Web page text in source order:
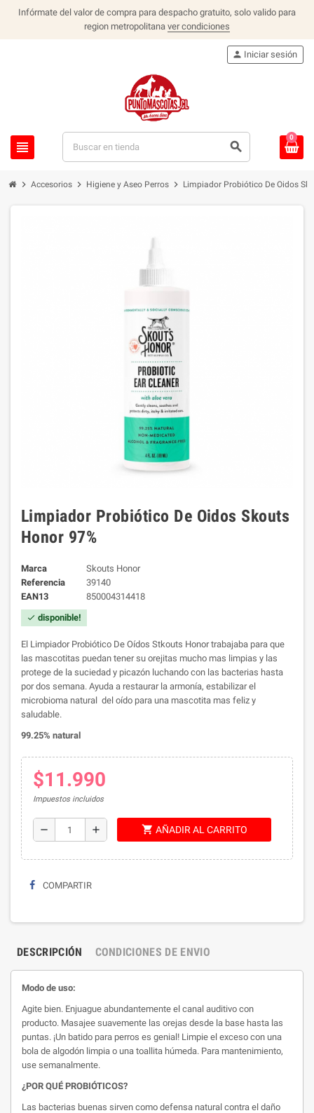
Infórmate del valor de compra para despacho gratuito, solo valido para
region metropolitana ver condiciones
view_headline search
person Iniciar sesión
0
chevron_right Accesorios chevron_right Higiene y Aseo Perros chevron_right Limpiador Probiótico De Oidos
Limpiador Probiótico De Oidos Skouts
Honor 97%
Marca
Skouts Honor
Referencia
39140
EAN13
850004314418
check disponible!
El Limpiador Probiótico De Oídos Stkouts Honor trabajaba para que
las mascotitas puedan tener su orejitas mucho mas limpias y las
protege de la suciedad y picazón luchando con las bacterias hasta
por dos semana. Ayuda a restaurar la armonía, estabilizar el
microbioma natural del oído para una mascotita mas feliz y
saludable.
99.25% natural
$11.990
Impuestos incluidos
remove add shopping_cart AÑADIR AL CARRITO
COMPARTIR
DESCRIPCIÓN CONDICIONES DE ENVIO
Modo de uso:
Agite bien. Enjuague abundantemente el canal auditivo con
producto. Masajee suavemente las orejas desde la base hasta las
puntas. ¡Un batido para perros es genial! Limpie el exceso con una
bola de algodón limpia o una toallita húmeda. Para mantenimiento,
use semanalmente.
¿POR QUÉ PROBIÓTICOS?
Las bacterias buenas sirven como defensa natural contra el daño